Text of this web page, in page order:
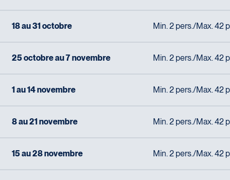
18 au 31 octobre Min. 2 pers./Max. 42
25 octobre au 7 novembre Min. 2 pers./Max. 42
1 au 14 novembre Min. 2 pers./Max. 42
8 au 21 novembre Min. 2 pers./Max. 42
15 au 28 novembre Min. 2 pers./Max. 42